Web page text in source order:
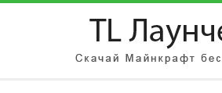
АВТОРИЗАЦИЯ НА САЙТЕ